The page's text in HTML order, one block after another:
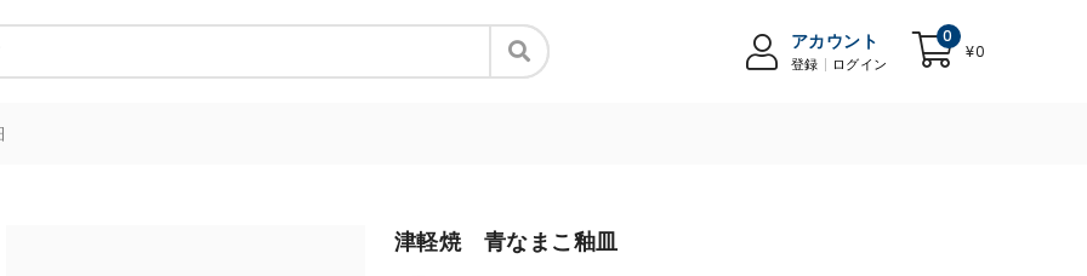
アカウント
登録 ログイン
0
¥0
津軽焼 青なまこ釉皿